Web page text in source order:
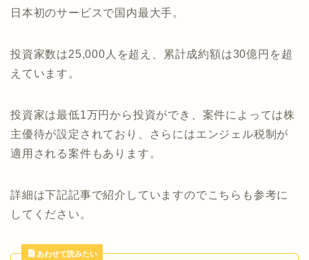
日本初のサービスで国内最大手。
投資家数は25,000人を超え、累計成約額は30億円を超
えています。
投資家は最低1万円から投資ができ、案件によっては株
主優待が設定されており、さらにはエンジェル税制が
適用される案件もあります。
詳細は下記記事で紹介していますのでこちらも参考に
してください。
あわせて読みたい